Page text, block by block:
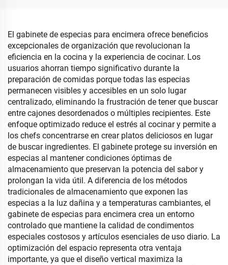
El gabinete de especias para encimera ofrece beneficios
excepcionales de organización que revolucionan la
eficiencia en la cocina y la experiencia de cocinar. Los
usuarios ahorran tiempo significativo durante la
preparación de comidas porque todas las especias
permanecen visibles y accesibles en un solo lugar
centralizado, eliminando la frustración de tener que buscar
entre cajones desordenados o múltiples recipientes. Este
enfoque optimizado reduce el estrés al cocinar y permite a
los chefs concentrarse en crear platos deliciosos en lugar
de buscar ingredientes. El gabinete protege su inversión en
especias al mantener condiciones óptimas de
almacenamiento que preservan la potencia del sabor y
prolongan la vida útil. A diferencia de los métodos
tradicionales de almacenamiento que exponen las
especias a la luz dañina y a temperaturas cambiantes, el
gabinete de especias para encimera crea un entorno
controlado que mantiene la calidad de condimentos
especiales costosos y artículos esenciales de uso diario. La
optimización del espacio representa otra ventaja
importante, ya que el diseño vertical maximiza la